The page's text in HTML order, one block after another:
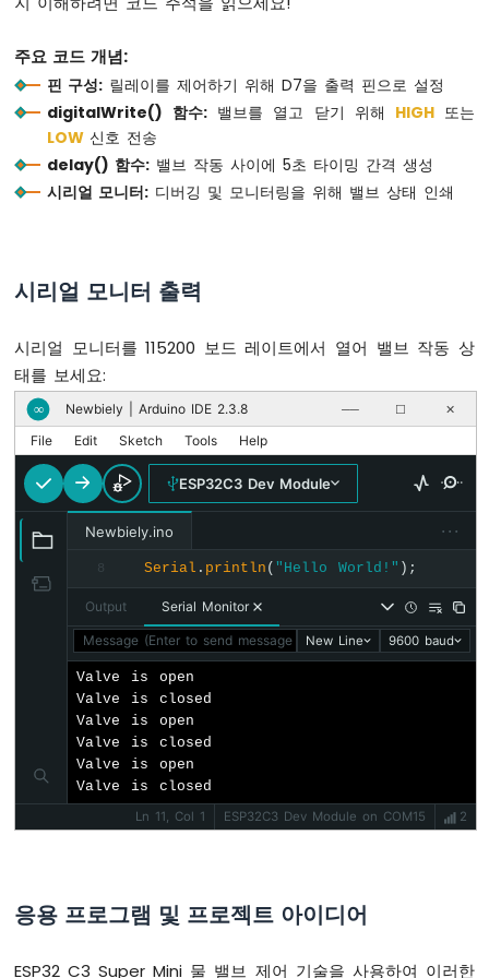
|
인
I2C
OLED
토
리
얼
Mini
OLED
128x64
디
스
플
이
ESP32
C3
Super
Mini
Super
Mini
치
주요 코드 개념:
핀 구성: 릴레이를 제어하기 위해 D7을 출력 핀으로 설정
digitalWrite() 함수:밸브를 열고 닫기 위해 HIGH 또는
LOW 신호 전송
delay() 함수: 밸브 작동 사이에 5초 타이밍 간격 생성
시리얼 모니터: 디버깅 및 모니터링을 위해 밸브 상태 인쇄
시리얼 모니터 출력
시리얼 모니터를 115200 보드 레이트에서 열어 밸브 작동 상
태를 보세요:
∞ Newbiely | Arduino IDE 2.3.8 ── ☐ ✕
File Edit Sketch Tools Help
ESP32C3 Dev Module
Newbiely.ino ···
8 Serial . println ( "Hello World!" );
Output Serial Monitor
Message (Enter to send message to 'ESP32C3 Dev Module' on
New Line 9600 baud
Valve is open
Valve is closed
Valve is open
Valve is closed
Valve is open
Valve is closed
Ln 11, Col 1
ESP32C3 Dev Module on COM15 2
응용 프로그램 및 프로젝트 아이디어
ESP32 C3 Super Mini 물 밸브 제어 기술을 사용하여 이러한